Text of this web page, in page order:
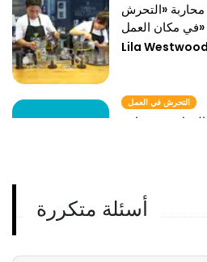
«التحرش
في مكان العمل»
Lila Westwood
التحرش في العمل
في صناعة
تحرش جنسيأسئلة متكررة